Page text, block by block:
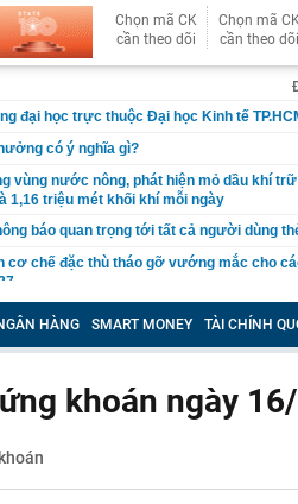
Chọn mã CK
cần theo dõi
Chọn mã
cần theo dõi
đại học trực thuộc Đại học Kinh tế
có ý nghĩa gì?
vùng nước nông, phát hiện mỏ dầu khí
1,16 triệu mét khối khí mỗi ngày
báo quan trọng tới tất cả người dùng
cơ chế đặc thù tháo gỡ vướng mắc cho
đã đúng
nâng tỷ lệ sở hữu Nhà nước tại
tiết lộ: Đây là những loại cá họ bán
công khai quy hoạch, tiến độ giải quyết
HÀNG SMART MONEY TÀI CHÍNH
khoán ngày